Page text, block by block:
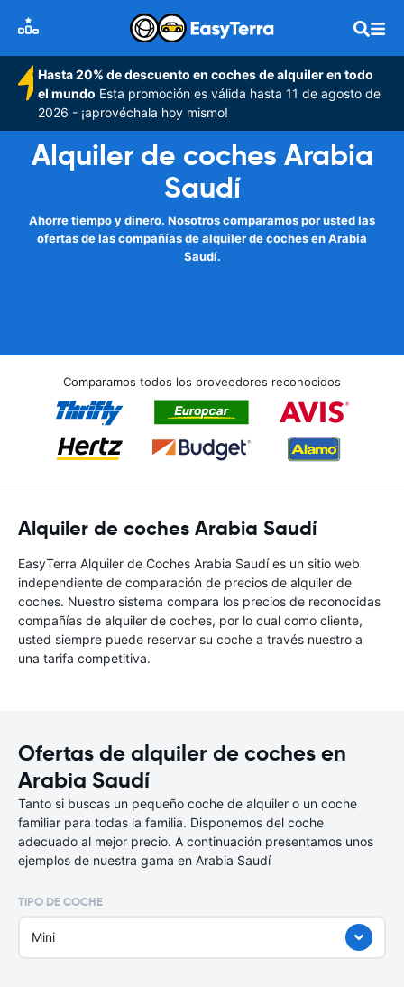
Hasta 20% de descuento en coches de alquiler en todo
el mundo Esta promoción es válida hasta 11 de agosto de
2026 - ¡aprovéchala hoy mismo!
Alquiler de coches Arabia
Saudí
Ahorre tiempo y dinero. Nosotros comparamos por usted las
ofertas de las compañías de alquiler de coches en Arabia
Saudí.
Comparamos todos los proveedores reconocidos
Alquiler de coches Arabia Saudí
EasyTerra Alquiler de Coches Arabia Saudí es un sitio web
independiente de comparación de precios de alquiler de
coches. Nuestro sistema compara los precios de reconocidas
compañías de alquiler de coches, por lo cual como cliente,
usted siempre puede reservar su coche a través nuestro a
una tarifa competitiva.
Ofertas de alquiler de coches en
Arabia Saudí
Tanto si buscas un pequeño coche de alquiler o un coche
familiar para todas la familia. Disponemos del coche
adecuado al mejor precio. A continuación presentamos unos
ejemplos de nuestra gama en Arabia Saudí
TIPO DE COCHE
Mini